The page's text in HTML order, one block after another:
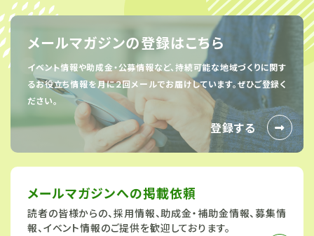
メールマガジンの登録はこちら
イベント情報や助成金・公募情報など、持続可能な地域づくりに関す
るお役立ち情報を月に２回メールでお届けしています。ぜひご登録く
ださい。
登録する
メールマガジンへの掲載依頼
読者の皆様からの、採用情報、助成金・補助金情報、募集情
報、イベント情報のご提供を歓迎しております。